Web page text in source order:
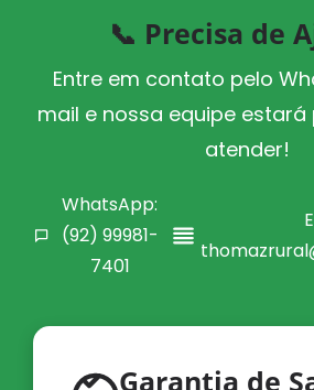
📞 Precisa de
Entre em contato pelo
mail e nossa equipe
atender!
WhatsApp:
(92) 99981-
7401
Garantia de